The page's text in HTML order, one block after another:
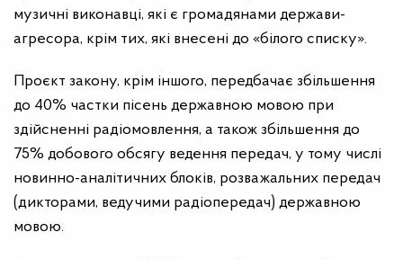
музичні виконавці, які є громадянами держави-
агресора, крім тих, які внесені до «білого списку».
Проєкт закону, крім іншого, передбачає збільшення
до 40% частки пісень державною мовою при
здійсненні радіомовлення, а також збільшення до
75% добового обсягу ведення передач, у тому числі
новинно-аналітичних блоків, розважальних передач
(дикторами, ведучими радіопередач) державною
мовою.